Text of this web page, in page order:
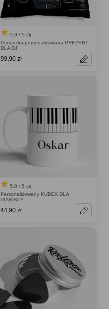
5.0 / 5 (3)
Poduszka personalizowana PREZENT
DLA DJ
99,90 zł
5.0 / 5 (2)
Personalizowany KUBEK DLA
PIANISTY
44,90 zł